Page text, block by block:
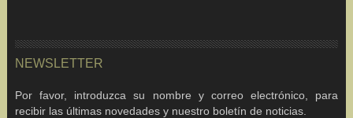
NEWSLETTER
Por favor, introduzca su nombre y correo electrónico, para
recibir las últimas novedades y nuestro boletín de noticias.